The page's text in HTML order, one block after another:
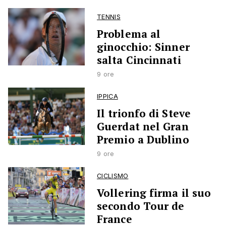
TENNIS
Problema al
ginocchio: Sinner
salta Cincinnati
9 ore
IPPICA
Il trionfo di Steve
Guerdat nel Gran
Premio a Dublino
9 ore
CICLISMO
Vollering firma il suo
secondo Tour de
France